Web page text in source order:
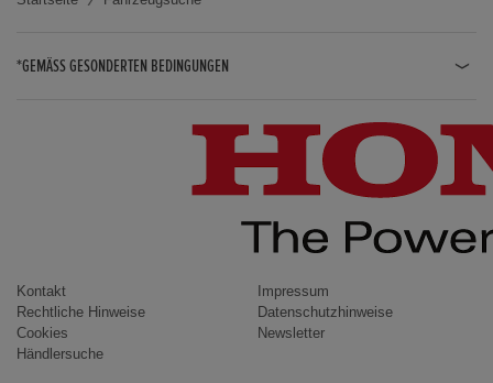
*GEMÄSS GESONDERTEN BEDINGUNGEN
CIVIC / CIVIC LIMOUSINE
INSIGHT
ACCORD
Kontakt
Impressum
Rechtliche Hinweise
Datenschutzhinweise
Cookies
Newsletter
Händlersuche